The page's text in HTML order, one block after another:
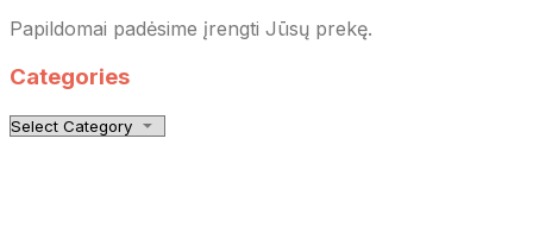
Papildomai padėsime įrengti Jūsų prekę.
Categories
Categories